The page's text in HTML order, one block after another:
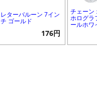
レターバルーン 7イン
チ ゴールド
176円
チェーン
ホログラ
ールホワ